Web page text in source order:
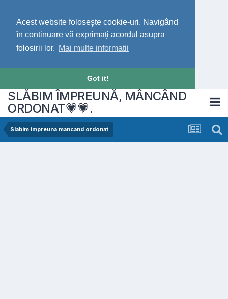
Acest website foloseşte cookie-uri. Navigând
în continuare vă exprimaţi acordul asupra
folosirii lor. Mai multe informatii
Got it!
SLĂBIM ÎMPREUNĂ, MÂNCÂND
ORDONAT💗💗.
Slabim impreuna mancand ordonat